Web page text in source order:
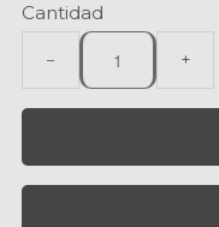
Cantidad
− +